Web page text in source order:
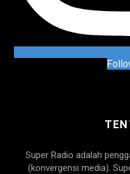
Super Radio adalah
(konvergensi media).